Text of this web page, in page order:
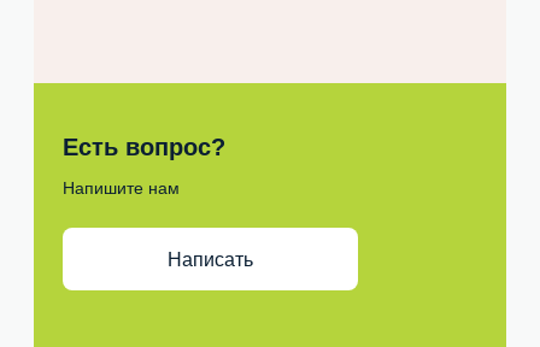
Есть вопрос?
Напишите нам
Написать